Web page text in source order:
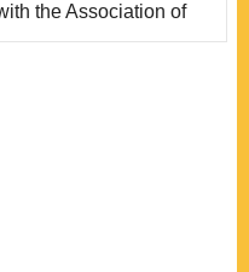
the Association of
In fact, global